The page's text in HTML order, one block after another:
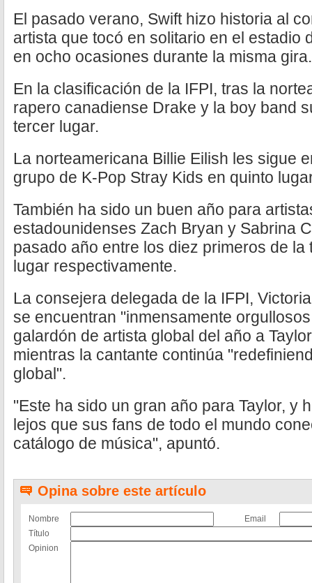
El pasado verano, Swift hizo historia al
artista que tocó en solitario en el estadio
en ocho ocasiones durante la misma gira.
En la clasificación de la IFPI, tras la
rapero canadiense Drake y la boy band
tercer lugar.
La norteamericana Billie Eilish les sigue
grupo de K-Pop Stray Kids en quinto
También ha sido un buen año para
estadounidenses Zach Bryan y Sabrina
pasado año entre los diez primeros de la
lugar respectivamente.
La consejera delegada de la IFPI,
se encuentran "inmensamente
galardón de artista global del año a
mientras la cantante continúa
global".
"Este ha sido un gran año para Taylor, y
lejos que sus fans de todo el mundo
catálogo de música", apuntó.
Opina sobre este artículo
Nombre
Email
Título
Opinion